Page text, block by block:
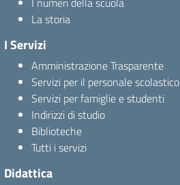
La storia
I Servizi
Amministrazione Trasparente
Servizi per il personale scolastico
Servizi per famiglie e studenti
Indirizzi di studio
Biblioteche
Tutti i servizi
Didattica